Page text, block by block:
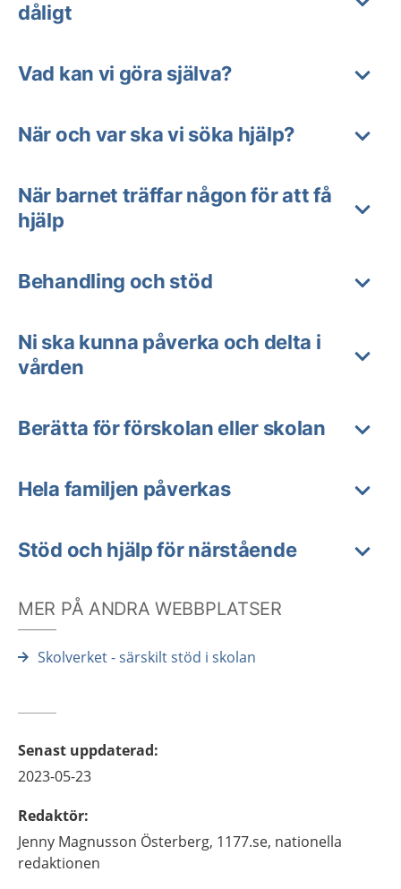
dåligt
Vad kan vi göra själva?
När och var ska vi söka hjälp?
När barnet träffar någon för att få
hjälp
Behandling och stöd
Ni ska kunna påverka och delta i
vården
Berätta för förskolan eller skolan
Hela familjen påverkas
Stöd och hjälp för närstående
MER PÅ ANDRA WEBBPLATSER
Skolverket - särskilt stöd i skolan
Senast uppdaterad:
2023-05-23
Redaktör:
Jenny Magnusson Österberg, 1177.se, nationella
redaktionen